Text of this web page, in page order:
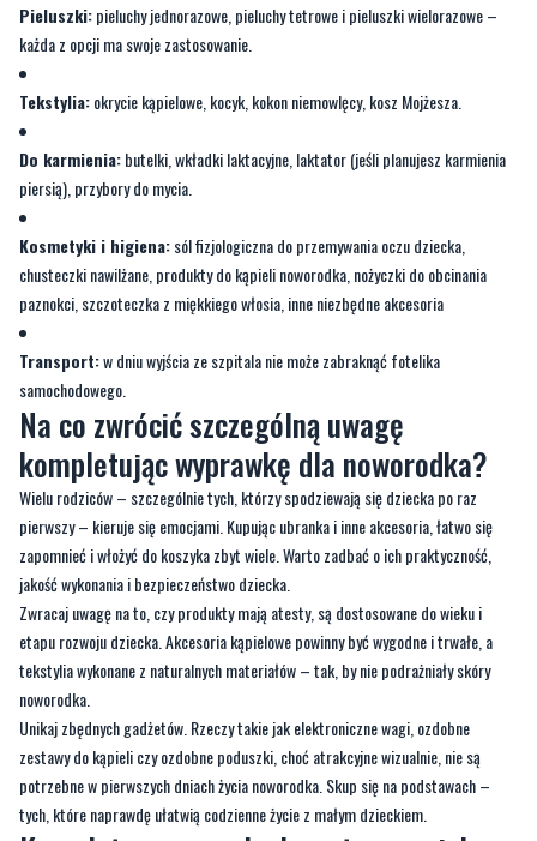
Tekstylia:okrycie kąpielowe, kocyk, kokon niemowlęcy, kosz Mojżesza.
Do karmienia:
piersią), przybory do mycia.
Kosmetyki i higiena: sól fizjologiczna do przemywania oczu dziecka,
chusteczki nawilżane, produkty do kąpieli noworodka, nożyczki do obcinania
paznokci, szczoteczka z miękkiego włosia, inne niezbędne akcesoria
Transport:w dniu wyjścia ze szpitala nie może zabraknąć fotelika
samochodowego.
Na co zwrócić szczególną uwagę
kompletując wyprawkę dla noworodka?
Wielu rodziców – szczególnie tych, którzy spodziewają się dziecka po raz
pierwszy – kieruje się emocjami. Kupując ubranka i inne akcesoria, łatwo się
zapomnieć i włożyć do koszyka zbyt wiele. Warto zadbać o ich praktyczność,
jakość wykonania i bezpieczeństwo dziecka.
Zwracaj uwagę na to, czy produkty mają atesty, są dostosowane do wieku i
etapu rozwoju dziecka. Akcesoria kąpielowe powinny być wygodne i trwałe, a
tekstylia wykonane z naturalnych materiałów – tak, by nie podrażniały skóry
noworodka.
Unikaj zbędnych gadżetów. Rzeczy takie jak elektroniczne wagi, ozdobne
zestawy do kąpieli czy ozdobne poduszki, choć atrakcyjne wizualnie, nie są
potrzebne w pierwszych dniach życia noworodka. Skup się na podstawach –
tych, które naprawdę ułatwią codzienne życie z małym dzieckiem.
Kompletna wyprawka bez stresu – jak
rozłożyć zakupy w czasie?
Skompletowanie wyprawki nie musi oznaczać jednorazowych, dużych wydatków.